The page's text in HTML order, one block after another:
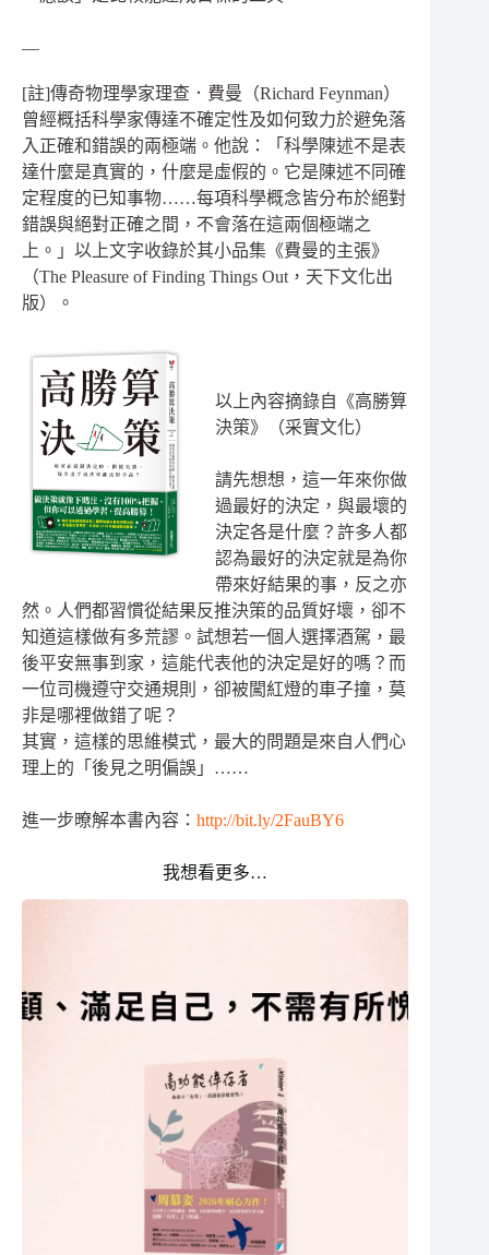
[註]傳奇物理學家理查．費曼（Richard Feynman）
曾經概括科學家傳達不確定性及如何致力於避免落
入正確和錯誤的兩極端。他說：「科學陳述不是表
達什麼是真實的，什麼是虛假的。它是陳述不同確
定程度的已知事物……每項科學概念皆分布於絕對
錯誤與絕對正確之間，不會落在這兩個極端之
上。」以上文字收錄於其小品集《費曼的主張》
（The Pleasure of Finding Things Out，天下文化出
版）。
以上內容摘錄自《高勝算
決策》（采實文化）
請先想想，這一年來你做
過最好的決定，與最壞的
決定各是什麼？許多人都
認為最好的決定就是為你
帶來好結果的事，反之亦
然。人們都習慣從結果反推決策的品質好壞，卻不
知道這樣做有多荒謬。試想若一個人選擇酒駕，最
後平安無事到家，這能代表他的決定是好的嗎？而
一位司機遵守交通規則，卻被闖紅燈的車子撞，莫
非是哪裡做錯了呢？
其實，這樣的思維模式，最大的問題是來自人們心
理上的「後見之明偏誤」……
進一步暸解本書內容： http://bit.ly/2FauBY6
我想看更多…